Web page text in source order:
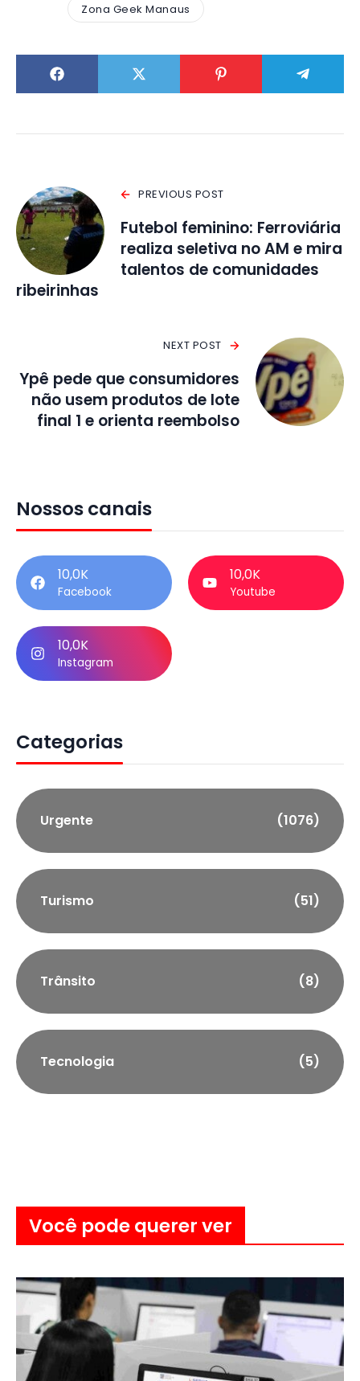
Zona Geek Manaus
PREVIOUS POST
Futebol feminino: Ferroviária
realiza seletiva no AM e mira
talentos de comunidades
ribeirinhas
NEXT POST
Ypê pede que consumidores
não usem produtos de lote
final 1 e orienta reembolso
Nossos canais
10,0K
Facebook
10,0K
Youtube
10,0K
Instagram
Categorias
Urgente (1076)
Turismo (51)
Trânsito (8)
Tecnologia (5)
Você pode querer ver